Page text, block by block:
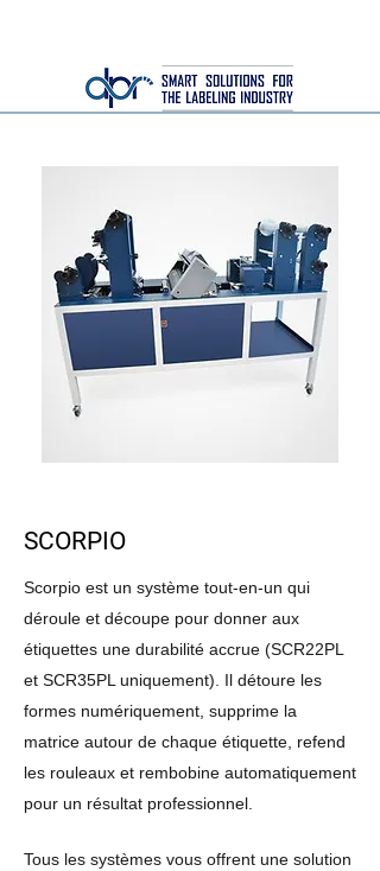
SCORPIO
Scorpio est un système tout-en-un qui
déroule et découpe pour donner aux
étiquettes une durabilité accrue (SCR22PL
et SCR35PL uniquement). Il détoure les
formes numériquement, supprime la
matrice autour de chaque étiquette, refend
les rouleaux et rembobine automatiquement
pour un résultat professionnel.
Tous les systèmes vous offrent une solution